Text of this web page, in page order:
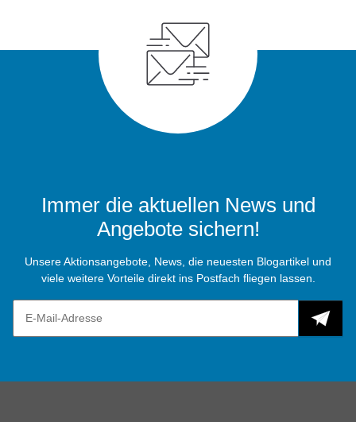
Immer die aktuellen News und
Angebote sichern!
Unsere Aktionsangebote, News, die neuesten Blogartikel und
viele weitere Vorteile direkt ins Postfach fliegen lassen.